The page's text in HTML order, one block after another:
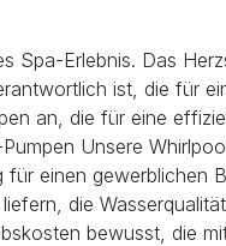
Erlebnis. Das
ist, die für
an, die für eine
Unsere
einen gewerblichen
die
bewusst, die